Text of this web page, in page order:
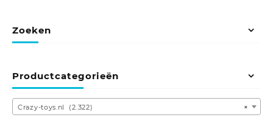
Zoeken
Productcategorieën
×
Crazy-toys.nl (2.322)